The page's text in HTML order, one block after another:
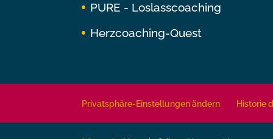
PURE - Loslasscoaching
Herzcoaching-Quest
Privatsphäre-Einstellungen ändern Historie